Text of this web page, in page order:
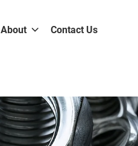
About Contact Us